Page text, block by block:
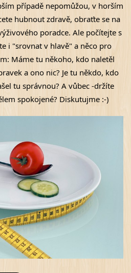
případě nepomůžou, v horším
hubnout zdravě, obraťte se na
poradce. Ale počítejte s
i "srovnat v hlavě" a něco pro
Máme tu někoho, kdo naletěl
a ono nic? Je tu někdo, kdo
tu správnou? A vůbec -držíte
spokojené? Diskutujme :-)